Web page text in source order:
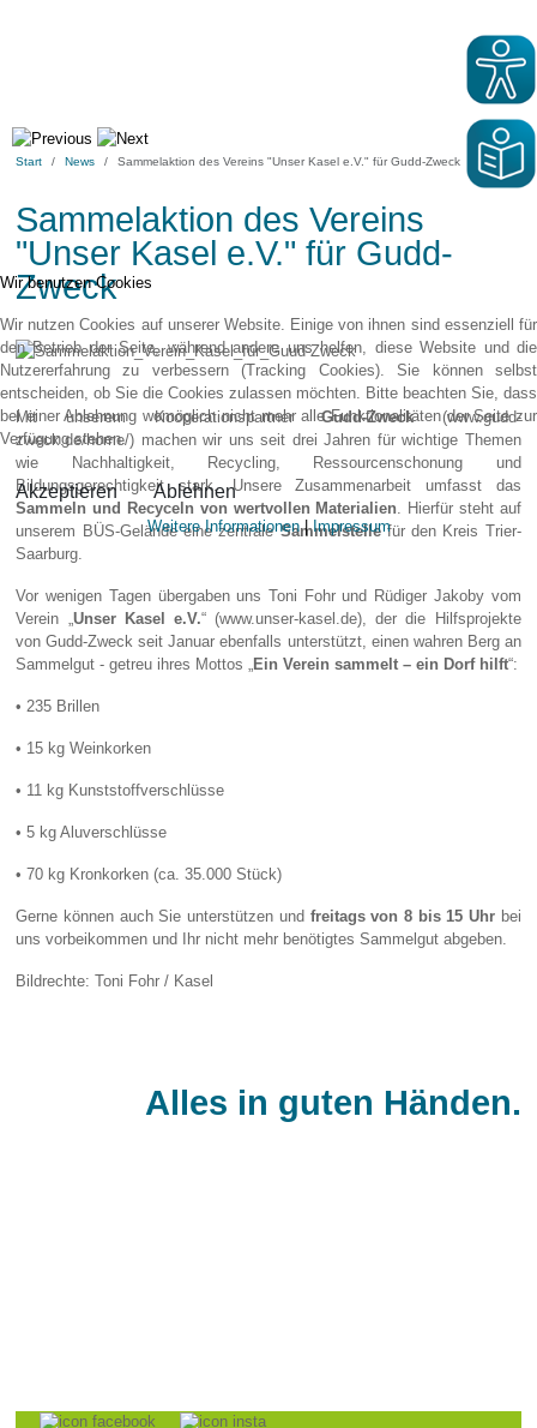
Start News Sammelaktion des Vereins "Unser Kasel e.V." für Gudd-Zweck
Sammelaktion des Vereins
"Unser Kasel e.V." für Gudd-
Zweck
Mit unserem KooperationspartnerGudd-Zweck(www.gudd-
zweck.de/home/) machen wir uns seit drei Jahren für wichtige Themen
wie Nachhaltigkeit, Recycling, Ressourcenschonung und
Bildungsgerechtigkeit stark. Unsere Zusammenarbeit umfasst das
Sammeln und Recyceln von wertvollen Materialien. Hierfür steht auf
unserem BÜS-Gelände eine zentraleSammelstellefür den Kreis Trier-
Saarburg.
Vor wenigen Tagen übergaben uns Toni Fohr und Rüdiger Jakoby vom
Verein „Unser Kasel e.V.“ (www.unser-kasel.de), der die Hilfsprojekte
von Gudd-Zweck seit Januar ebenfalls unterstützt, einen wahren Berg an
Sammelgut - getreu ihres Mottos „Ein Verein sammelt – ein Dorf hilft“:
• 235 Brillen
• 15 kg Weinkorken
• 11 kg Kunststoffverschlüsse
• 5 kg Aluverschlüsse
• 70 kg Kronkorken (ca. 35.000 Stück)
Gerne können auch Sie unterstützen und freitags von 8 bis 15 Uhrbei
uns vorbeikommen und Ihr nicht mehr benötigtes Sammelgut abgeben.
Bildrechte: Toni Fohr / Kasel
Alles in guten Händen.
Wir benutzen Cookies
Wir nutzen Cookies auf unserer Website. Einige von ihnen sind essenziell für
den Betrieb der Seite, während andere uns helfen, diese Website und die
Nutzererfahrung zu verbessern (Tracking Cookies). Sie können selbst
entscheiden, ob Sie die Cookies zulassen möchten. Bitte beachten Sie, dass
bei einer Ablehnung womöglich nicht mehr alle Funktionalitäten der Seite zur
Verfügung stehen.
Akzeptieren Ablehnen
Weitere Informationen|Impressum